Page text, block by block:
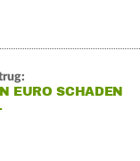
EURO SCHADEN